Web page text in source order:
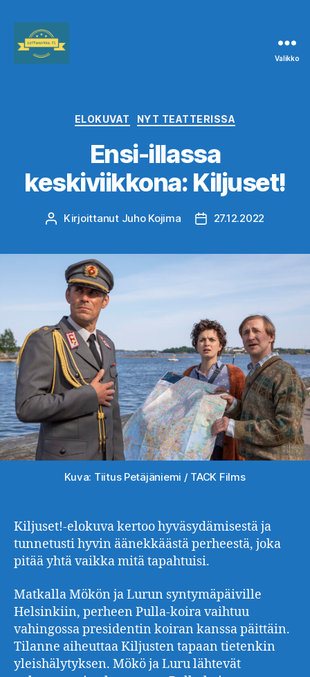
Valikko
Kategoriat
ELOKUVAT NYT TEATTERISSA
Ensi-illassa
keskiviikkona: Kiljuset!
Kirjoittaja
Kirjoittanut Juho Kojima Julkaisupäivämäärä
27.12.2022
Kuva: Tiitus Petäjäniemi / TACK Films
Kiljuset!-elokuva kertoo hyväsydämisestä ja
tunnetusti hyvin äänekkäästä perheestä, joka
pitää yhtä vaikka mitä tapahtuisi.
Matkalla Mökön ja Lurun syntymäpäiville
Helsinkiin, perheen Pulla-koira vaihtuu
vahingossa presidentin koiran kanssa päittäin.
Tilanne aiheuttaa Kiljusten tapaan tietenkin
yleishälytyksen. Mökö ja Luru lähtevät